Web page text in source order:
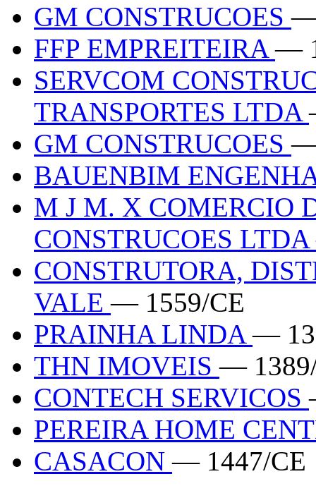
GM CONSTRUCOES—
FFP EMPREITEIRA—
SERVCOM
TRANSPORTES LTDA
GM CONSTRUCOES—
BAUENBIM
M J M. X COMERCIO
CONSTRUCOES LTDA
CONSTRUTORA,
VALE— 1559/CE
PRAINHA LINDA—
THN IMOVEIS—
CONTECH SERVICOS
PEREIRA HOME
CASACON— 1447/CE